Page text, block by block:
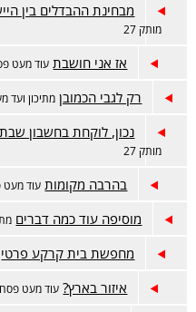
מבחינת ההבדלים בין
מותק 27
אז אני חושבת עוד מעט
רק לגבי הכמובן מתיכון ועד
נכון, לוקחת בחשבון
מותק 27
בהרבה מקומות עוד
מוסיפה עוד כמה דברים
מחפשת בית קרקע פרטי
איזור בארץ? עוד מעט פסח